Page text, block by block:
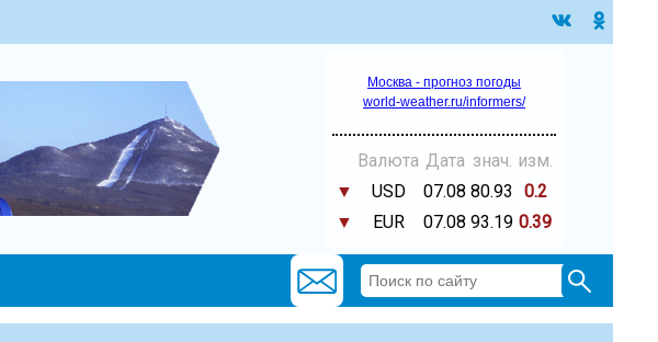
Москва - прогноз погоды
world-weather.ru/informers/
Валюта Дата знач. изм.
▼
USD 07.08 80.93
0.2
▼
EUR 07.08 93.19 0.39